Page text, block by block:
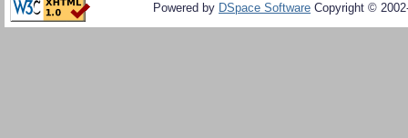
Powered by DSpace Software Copyright ©